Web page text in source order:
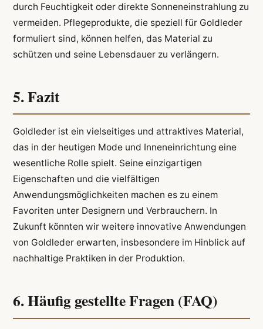
durch Feuchtigkeit oder direkte Sonneneinstrahlung zu
vermeiden. Pflegeprodukte, die speziell für Goldleder
formuliert sind, können helfen, das Material zu
schützen und seine Lebensdauer zu verlängern.
5. Fazit
Goldleder ist ein vielseitiges und attraktives Material,
das in der heutigen Mode und Inneneinrichtung eine
wesentliche Rolle spielt. Seine einzigartigen
Eigenschaften und die vielfältigen
Anwendungsmöglichkeiten machen es zu einem
Favoriten unter Designern und Verbrauchern. In
Zukunft könnten wir weitere innovative Anwendungen
von Goldleder erwarten, insbesondere im Hinblick auf
nachhaltige Praktiken in der Produktion.
6. Häufig gestellte Fragen (FAQ)